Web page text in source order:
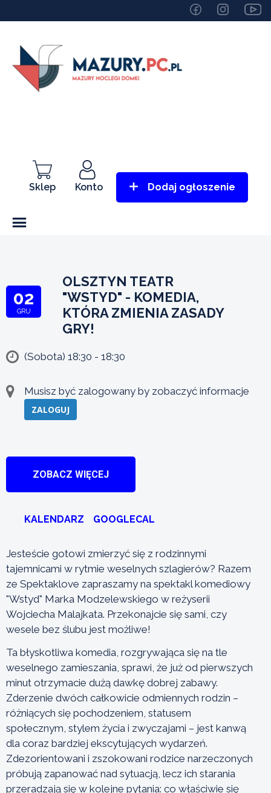
Sklep Konto Dodaj ogłoszenie
02
GRU
OLSZTYN TEATR
"WSTYD" - KOMEDIA,
KTÓRA ZMIENIA ZASADY
GRY!
(Sobota) 18:30 - 18:30
Musisz być zalogowany by zobaczyć informacje
ZALOGUJ
ZOBACZ WIĘCEJ
KALENDARZ GOOGLECAL
Jesteście gotowi zmierzyć się z rodzinnymi
tajemnicami w rytmie weselnych szlagierów? Razem
ze Spektaklove zapraszamy na spektakl komediowy
"Wstyd" Marka Modzelewskiego w reżyserii
Wojciecha Malajkata. Przekonajcie się sami, czy
wesele bez ślubu jest możliwe!
Ta błyskotliwa komedia, rozgrywająca się na tle
weselnego zamieszania, sprawi, że już od pierwszych
minut otrzymacie dużą dawkę dobrej zabawy.
Zderzenie dwóch całkowicie odmiennych rodzin –
różniących się pochodzeniem, statusem
społecznym, stylem życia i zwyczajami – jest kanwą
dla coraz bardziej ekscytujących wydarzeń.
Zdezorientowani i zszokowani rodzice narzeczonych
próbują zapanować nad sytuacją, lecz ich starania
przeradzają się w kolejne pytania: co właściwie się